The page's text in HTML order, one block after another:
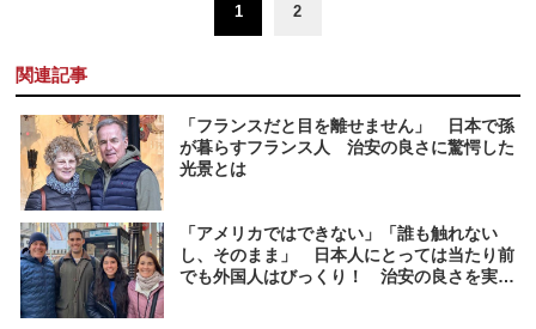
1 2
関連記事
「フランスだと目を離せません」 日本で孫
が暮らすフランス人 治安の良さに驚愕した
光景とは
「アメリカではできない」「誰も触れない
し、そのまま」 日本人にとっては当たり前
でも外国人はびっくり！ 治安の良さを実感